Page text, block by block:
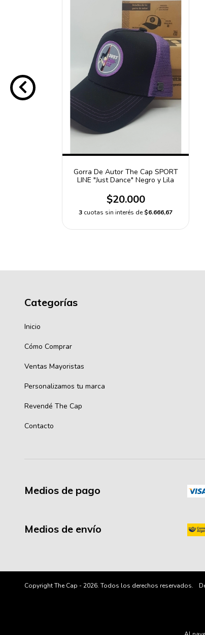
Gorra De Autor The Cap SPORT
LINE "Just Dance" Negro y Lila
$20.000
3 cuotas sin interés de$6.666,67
Categorías
Inicio
Cómo Comprar
Ventas Mayoristas
Personalizamos tu marca
Revendé The Cap
Contacto
Medios de pago
Medios de envío
Copyright The Cap - 2026. Todos los derechos reservados.